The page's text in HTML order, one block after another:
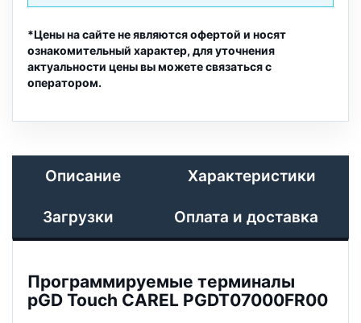
*Цены на сайте не являются офертой и носят
ознакомительный характер, для уточнения
актуальности цены вы можете связаться с
оператором.
Описание Характеристики
Загрузки Оплата и доставка
Программируемые терминалы
pGD Touch CAREL PGDT07000FR00